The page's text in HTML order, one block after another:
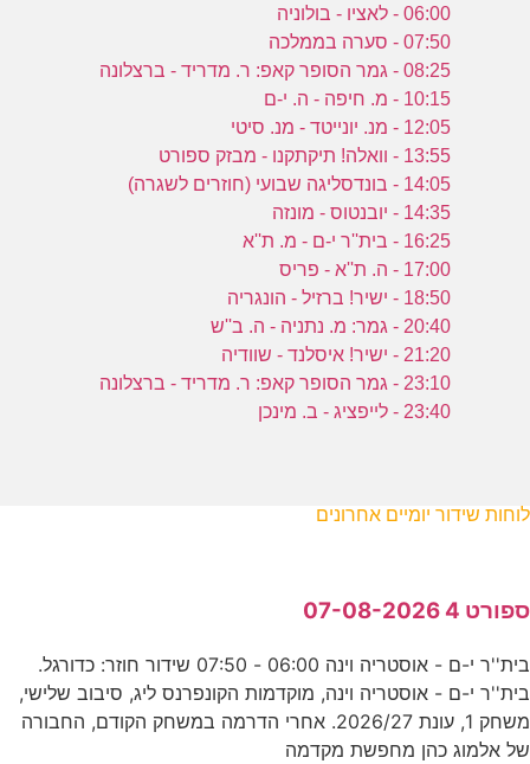
06:00 - לאציו - בולוניה
07:50 - סערה בממלכה
08:25 - גמר הסופר קאפ: ר. מדריד - ברצלונה
10:15 - מ. חיפה - ה. י-ם
12:05 - מנ. יונייטד - מנ. סיטי
13:55 - וואלה! תיקתקנו - מבזק ספורט
14:05 - בונדסליגה שבועי (חוזרים לשגרה)
14:35 - יובנטוס - מונזה
16:25 - בית''ר י-ם - מ. ת''א
17:00 - ה. ת''א - פריס
18:50 - ישיר! ברזיל - הונגריה
20:40 - גמר: מ. נתניה - ה. ב''ש
21:20 - ישיר! איסלנד - שוודיה
23:10 - גמר הסופר קאפ: ר. מדריד - ברצלונה
23:40 - לייפציג - ב. מינכן
לוחות שידור יומיים אחרונים
ספורט 4 07-08-2026
בית''ר י-ם - אוסטריה וינה 06:00 - 07:50 שידור חוזר: כדורגל.
בית''ר י-ם - אוסטריה וינה, מוקדמות הקונפרנס ליג, סיבוב שלישי,
משחק 1, עונת 2026/27. אחרי הדרמה במשחק הקודם, החבורה
של אלמוג כהן מחפשת מקדמה